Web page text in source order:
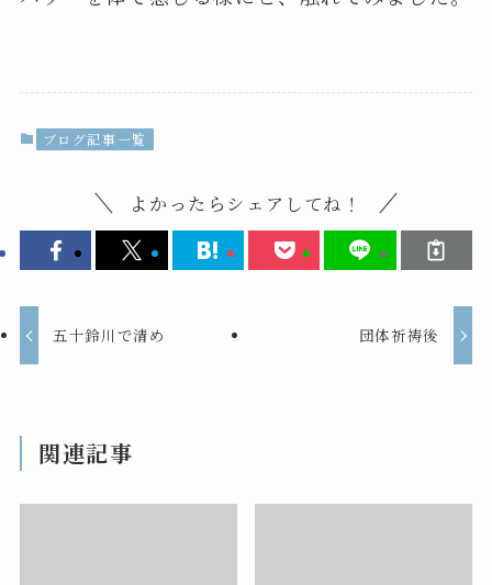
ブログ記事一覧
よかったらシェアしてね！
五十鈴川で清め 団体祈祷後
関連記事